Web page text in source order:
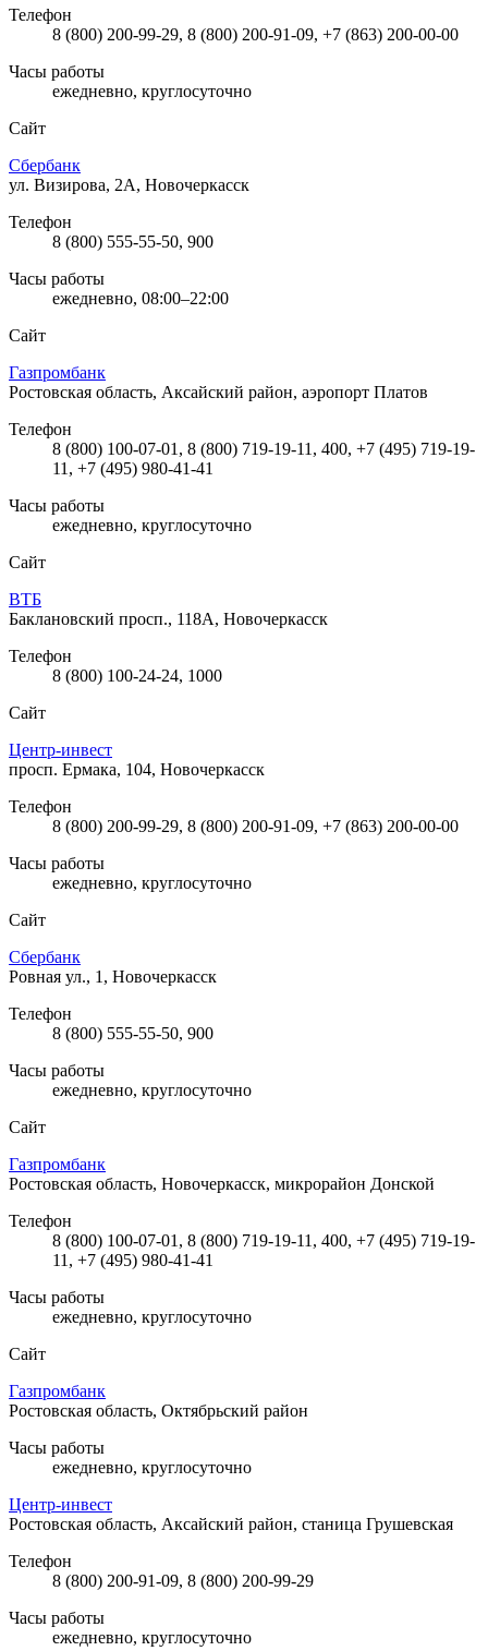
Телефон
8 (800) 200-99-29, 8 (800) 200-91-09, +7 (863) 200-00-00
Часы работы
ежедневно, круглосуточно
Сайт
Сбербанк
ул. Визирова, 2А, Новочеркасск
Телефон
8 (800) 555-55-50, 900
Часы работы
ежедневно, 08:00–22:00
Сайт
Газпромбанк
Ростовская область, Аксайский район, аэропорт Платов
Телефон
8 (800) 100-07-01, 8 (800) 719-19-11, 400, +7 (495) 719-19-
11, +7 (495) 980-41-41
Часы работы
ежедневно, круглосуточно
Сайт
ВТБ
Баклановский просп., 118А, Новочеркасск
Телефон
8 (800) 100-24-24, 1000
Сайт
Центр-инвест
просп. Ермака, 104, Новочеркасск
Телефон
8 (800) 200-99-29, 8 (800) 200-91-09, +7 (863) 200-00-00
Часы работы
ежедневно, круглосуточно
Сайт
Сбербанк
Ровная ул., 1, Новочеркасск
Телефон
8 (800) 555-55-50, 900
Часы работы
ежедневно, круглосуточно
Сайт
Газпромбанк
Ростовская область, Новочеркасск, микрорайон Донской
Телефон
8 (800) 100-07-01, 8 (800) 719-19-11, 400, +7 (495) 719-19-
11, +7 (495) 980-41-41
Часы работы
ежедневно, круглосуточно
Сайт
Газпромбанк
Ростовская область, Октябрьский район
Часы работы
ежедневно, круглосуточно
Центр-инвест
Ростовская область, Аксайский район, станица Грушевская
Телефон
8 (800) 200-91-09, 8 (800) 200-99-29
Часы работы
ежедневно, круглосуточно